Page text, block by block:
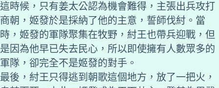
這時候，只有姜太公認為機會難得，主張出兵攻打
商朝，姬發於是採納了他的主意，誓師伐紂。當
時，姬發的軍隊聚集在牧野，紂王也帶兵迎戰，但
是因為他早已失去民心，所以即使擁有人數眾多的
軍隊，卻完全不是姬發的對手。
最後，紂王只得逃到朝歌這個地方，放了一把火，